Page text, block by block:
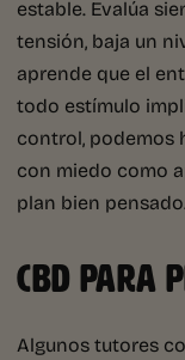
estable. Evalúa
tensión, baja un
aprende que el
todo estímulo
control, podemos
con miedo como
plan bien
CBD PARA
Algunos tutores